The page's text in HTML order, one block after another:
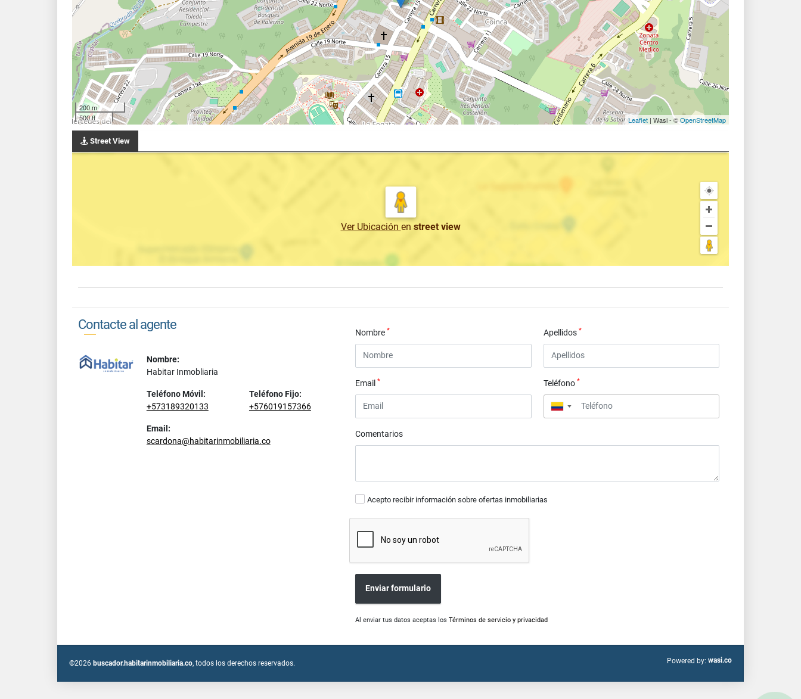
200 m
500 ft
Leaflet | Wasi - ©OpenStreetMap
Street View
Ver Ubicación en street view
Contacte al agente
Nombre:
Habitar Inmobliaria
Teléfono Móvil:
+573189320133
Teléfono Fijo:
+576019157366
Email:
scardona@habitarinmobiliaria.co
Nombre* Apellidos *
Email* Teléfono *
▼
Comentarios
Acepto recibir información sobre ofertas inmobiliarias
Enviar formulario
Al enviar tus datos aceptas losTérminos de servicio y privacidad
©2026 buscador.habitarinmobiliaria.co, todos los derechos reservados. Powered by: wasi.co